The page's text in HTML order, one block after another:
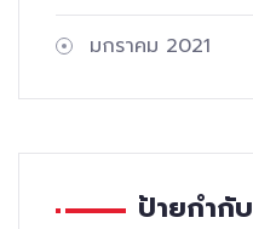
มกราคม 2021
ป้ายกำกับ